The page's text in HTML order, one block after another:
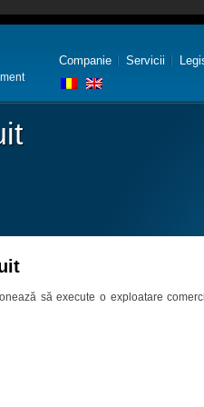
Companie Servicii
să execute o exploatare